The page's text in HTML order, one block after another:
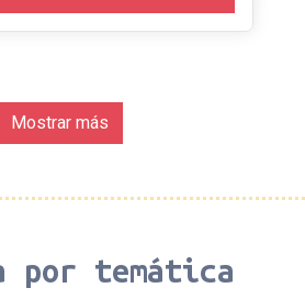
Mostrar más
por temática